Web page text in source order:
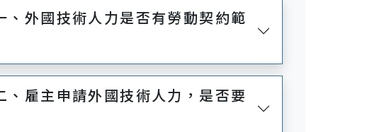
外國技術人力是否有勞動契約範
雇主申請外國技術人力，是否要